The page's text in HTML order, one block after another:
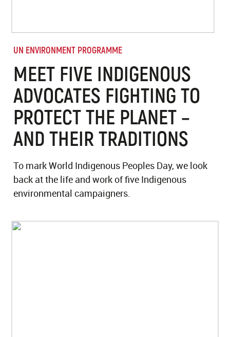
UN ENVIRONMENT PROGRAMME
MEET FIVE INDIGENOUS
ADVOCATES FIGHTING TO
PROTECT THE PLANET –
AND THEIR TRADITIONS
To mark World Indigenous Peoples Day, we look
back at the life and work of five Indigenous
environmental campaigners.